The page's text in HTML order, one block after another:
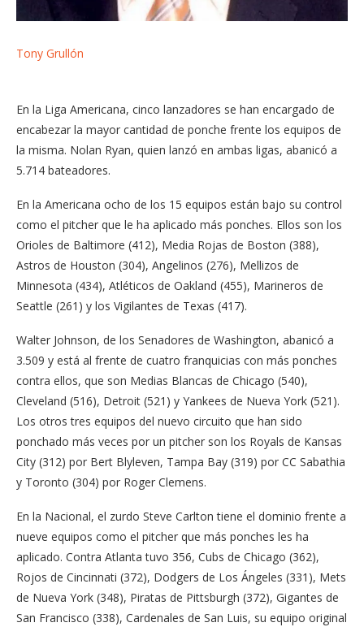
Tony Grullón
En la Liga Americana, cinco lanzadores se han encargado de
encabezar la mayor cantidad de ponche frente los equipos de
la misma. Nolan Ryan, quien lanzó en ambas ligas, abanicó a
5.714 bateadores.
En la Americana ocho de los 15 equipos están bajo su control
como el pitcher que le ha aplicado más ponches. Ellos son los
Orioles de Baltimore (412), Media Rojas de Boston (388),
Astros de Houston (304), Angelinos (276), Mellizos de
Minnesota (434), Atléticos de Oakland (455), Marineros de
Seattle (261) y los Vigilantes de Texas (417).
Walter Johnson, de los Senadores de Washington, abanicó a
3.509 y está al frente de cuatro franquicias con más ponches
contra ellos, que son Medias Blancas de Chicago (540),
Cleveland (516), Detroit (521) y Yankees de Nueva York (521).
Los otros tres equipos del nuevo circuito que han sido
ponchado más veces por un pitcher son los Royals de Kansas
City (312) por Bert Blyleven, Tampa Bay (319) por CC Sabathia
y Toronto (304) por Roger Clemens.
En la Nacional, el zurdo Steve Carlton tiene el dominio frente a
nueve equipos como el pitcher que más ponches les ha
aplicado. Contra Atlanta tuvo 356, Cubs de Chicago (362),
Rojos de Cincinnati (372), Dodgers de Los Ángeles (331), Mets
de Nueva York (348), Piratas de Pittsburgh (372), Gigantes de
San Francisco (338), Cardenales de San Luis, su equipo original